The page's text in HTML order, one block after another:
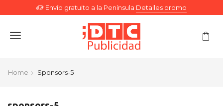
Envío gratuito a la Península Detalles promo
Menu
Home Sponsors-5